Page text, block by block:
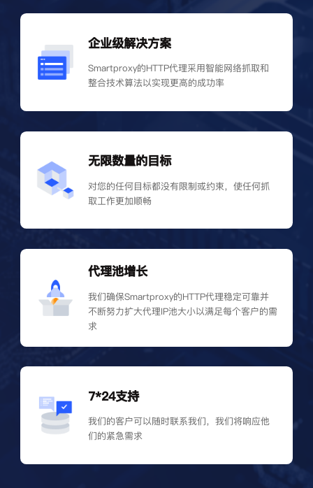
企业级解决方案
Smartproxy的HTTP代理采用智能网络抓取和
整合技术算法以实现更高的成功率
无限数量的目标
对您的任何目标都没有限制或约束，使任何抓
取工作更加顺畅
代理池增长
我们确保Smartproxy的HTTP代理稳定可靠并
不断努力扩大代理IP池大小以满足每个客户的需
求
7*24支持
我们的客户可以随时联系我们，我们将响应他
们的紧急需求